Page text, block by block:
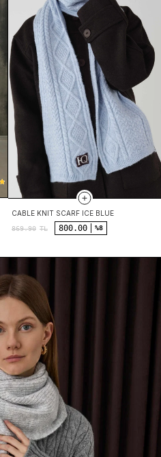
CABLE KNIT SCARF ICE BLUE
869.90 TL 800.00 %8